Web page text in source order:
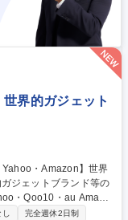
界的ガジェット
・Qoo10・au Amazo
など全ECサイトの統
完全週休2日制